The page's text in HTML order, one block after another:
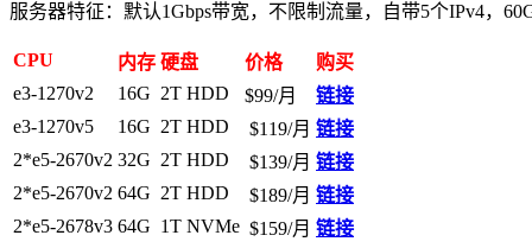
服务器特征：默认1Gbps带宽，不限制流量，自带5个IPv4，
CPU 内存 硬盘 价格
购买
e3-1270v2
16G 2T HDD $99/月
链接
e3-1270v5
16G 2T HDD $119/月 链接
2*e5-2670v2 32G 2T HDD $139/月 链接
2*e5-2670v2 64G 2T HDD $189/月 链接
2*e5-2678v3 64G 1T NVMe $159/月 链接